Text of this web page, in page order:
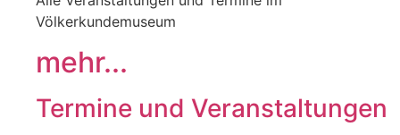
Völkerkundemuseum
mehr...
Termine und Veranstaltungen